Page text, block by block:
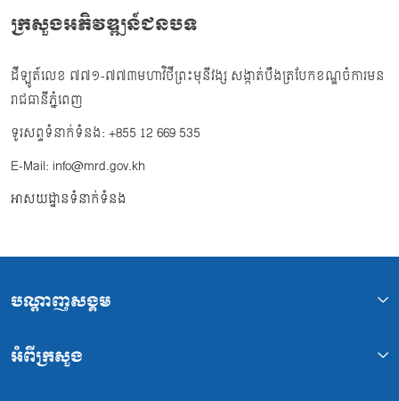
ក្រសួងអភិវឌ្ឍន៍ជនបទ
ដីឡូត៍លេខ ៧៧១-៧៧៣មហាវិថីព្រះមុនីវង្ស សង្កាត់បឹងត្របែកខណ្ឌចំការមន
រាជធានីភ្នំពេញ
ទូរសព្ទទំនាក់ទំនង: +855 12 669 535
E-Mail: info@mrd.gov.kh
អាសយដ្ឋានទំនាក់ទំនង
បណ្ដាញសង្គម
អំពីក្រសួង